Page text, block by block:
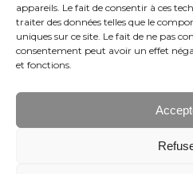
appareils. Le fait de consentir à ces
traiter des données telles que le
uniques sur ce site. Le fait de ne pas
consentement peut avoir un effet
et fonctions.